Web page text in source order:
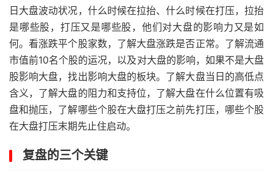
日大盘波动状况，什么时候在拉抬、什么时候在打压，拉抬
是哪些股，打压又是哪些股，他们对大盘的影响力又是如
何。看涨跌平个股家数，了解大盘涨跌是否正常。了解流通
市值前10名个股的运况，以及对大盘的影响，如果不是大盘
股影响大盘，找出影响大盘的板块。了解大盘当日的高低点
含义，了解大盘的阻力和支持位，了解大盘在什么位置有吸
盘和抛压，了解哪些个股在大盘打压之前先打压，哪些个股
在大盘打压末期先止住启动。
复盘的三个关键